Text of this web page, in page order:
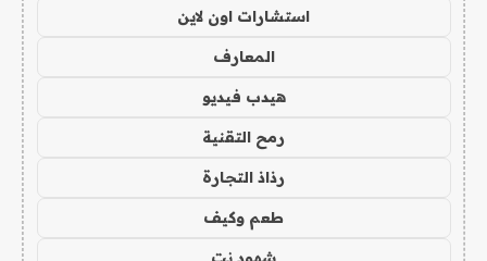
استشارات اون لاين
المعارف
هيدب فيديو
رمح التقنية
رذاذ التجارة
طعم وكيف